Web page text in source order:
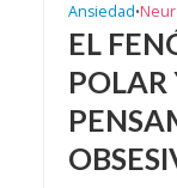
Ansiedad•
EL
POLAR